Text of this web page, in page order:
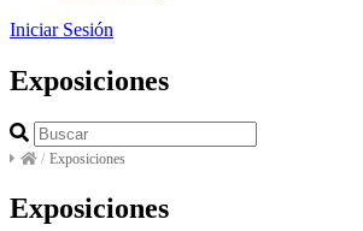
Iniciar Sesión
Exposiciones
/ Exposiciones
Exposiciones